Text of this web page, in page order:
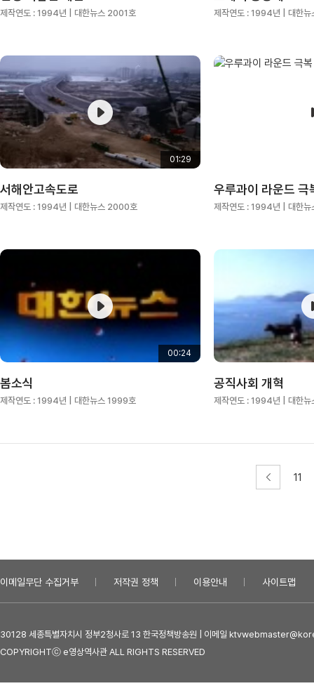
제작연도 : 1994년 | 대한뉴스 2001호 제작연도 : 1994년 | 대한
01:29
서해안고속도로
제작연도 : 1994년 | 대한뉴스 2000호
우루과이 라운드 극
제작연도 : 1994년 | 대한
00:24
봄소식
제작연도 : 1994년 | 대한뉴스 1999호
공직사회 개혁
제작연도 : 1994년 | 대한
11
이메일무단 수집거부 저작권 정책 이용안내 사이트맵
30128 세종특별자치시 정부2청사로 13 한국정책방송원 | 이메일
COPYRIGHTⓒ e영상역사관 ALL RIGHTS RESERVED